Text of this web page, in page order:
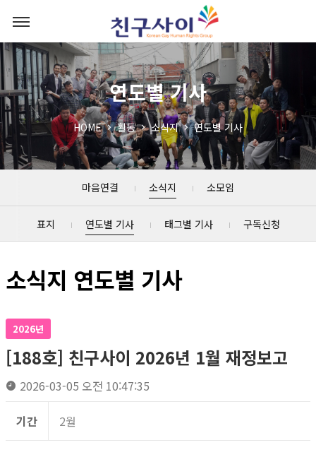
연도별 기사
HOME 활동 소식지 연도별 기사
마음연결 소식지 소모임
표지 연도별 기사 태그별 기사 구독신청
소식지 연도별 기사
2026년
[188호] 친구사이 2026년 1월 재정보고
2026-03-05 오전 10:47:35
기간 2월